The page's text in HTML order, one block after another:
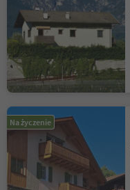
Na życzenie